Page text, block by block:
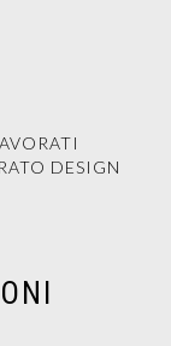
DESIGN